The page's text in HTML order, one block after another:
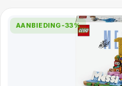
AANBIEDING-33%